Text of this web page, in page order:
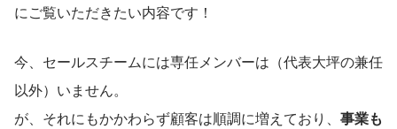
にご覧いただきたい内容です！
今、セールスチームには専任メンバーは（代表大坪の兼任
以外）いません。
が、それにもかかわらず顧客は順調に増えており、 事業も